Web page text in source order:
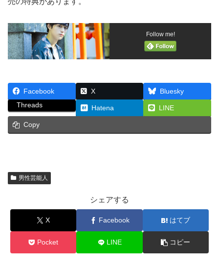
Follow me!
Facebook X
Bluesky
Threads
Hatena LINE
Copy
男性芸能人
シェアする
X Facebook はてブ
Pocket LINE コピー